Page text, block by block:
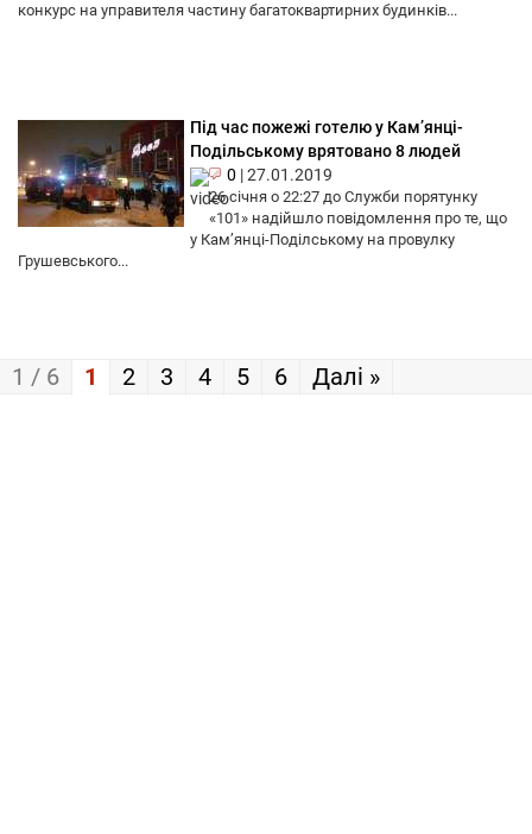
конкурс на управителя частину багатоквартирних будинків...
Під час пожежі готелю у Кам’янці-
Подільському врятовано 8 людей
0 |27.01.2019
26 січня о 22:27 до Служби порятунку
«101» надійшло повідомлення про те, що
у Кам’янці-Поділському на провулку
Грушевського...
1 / 6 1 2 3 4 5 6 Далі »